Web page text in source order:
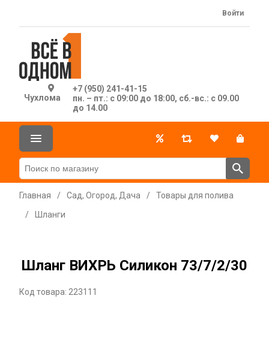
Чухлома
+7 (950) 241-41-15
пн. – пт.: с 09:00 до 18:00, сб.-вс.: с 09.00
до 14.00
Войти
Главная / Сад, Огород, Дача /
Товары для полива
/
Шланги
Шланг ВИХРЬ Силикон 73/7/2/30
Код товара: 223111